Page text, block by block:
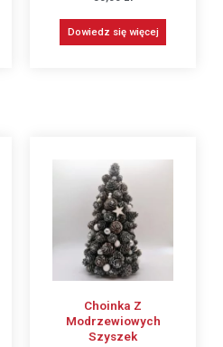
Dowiedz się więcej
Choinka Z
Modrzewiowych
Szyszek